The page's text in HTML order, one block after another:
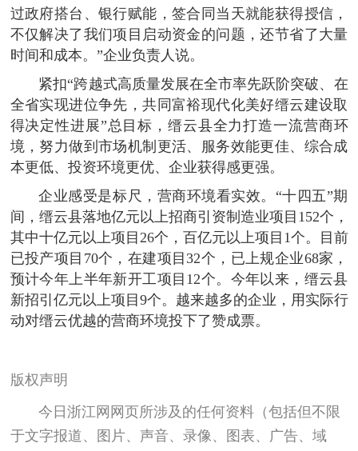
过政府搭台、银行赋能，签合同当天就能获得授信，
不仅解决了我们项目启动资金的问题，还节省了大量
时间和成本。”企业负责人说。
紧扣“跨越式高质量发展在全市率先跃阶突破、在
全省实现进位争先，共同富裕现代化美好缙云建设取
得决定性进展”总目标，缙云县全力打造一流营商环
境，努力做到市场机制更活、服务效能更佳、综合成
本更低、投资环境更优、企业获得感更强。
企业感受是标尺，营商环境看实效。“十四五”期
间，缙云县落地亿元以上招商引资制造业项目152个，
其中十亿元以上项目26个，百亿元以上项目1个。目前
已投产项目70个，在建项目32个，已上规企业68家，
预计今年上半年新开工项目12个。今年以来，缙云县
新招引亿元以上项目9个。越来越多的企业，用实际行
动对缙云优越的营商环境投下了赞成票。
版权声明
今日浙江网网页所涉及的任何资料（包括但不限
于文字报道、图片、声音、录像、图表、广告、域